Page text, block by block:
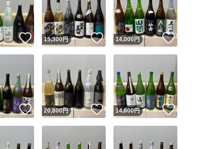
いいね！
15,300円 いいね！
14,000円 いいね！
いいね！
20,800円 いいね！
14,600円 いいね！